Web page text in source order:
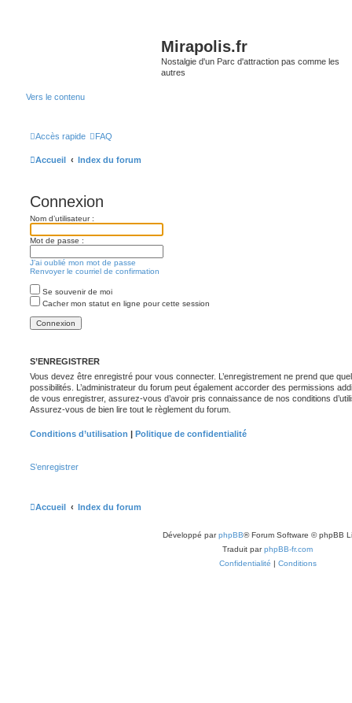
Mirapolis.fr
Nostalgie d'un Parc d'attraction pas comme les
autres
Vers le contenu
Accès rapide FAQ
Accueil Index du forum
Connexion
Nom d’utilisateur :
Mot de passe :
J’ai oublié mon mot de passe
Renvoyer le courriel de confirmation
Se souvenir de moi
Cacher mon statut en ligne pour cette session
S’ENREGISTRER
Vous devez être enregistré pour vous connecter. L’enregistrement ne prend que
possibilités. L’administrateur du forum peut également accorder des permissions
de vous enregistrer, assurez-vous d’avoir pris connaissance de nos conditions
Assurez-vous de bien lire tout le règlement du forum.
Conditions d’utilisation | Politique de confidentialité
S’enregistrer
Accueil Index du forum
Développé parphpBB® Forum Software © phpBB
Traduit parphpBB-fr.com
Confidentialité | Conditions